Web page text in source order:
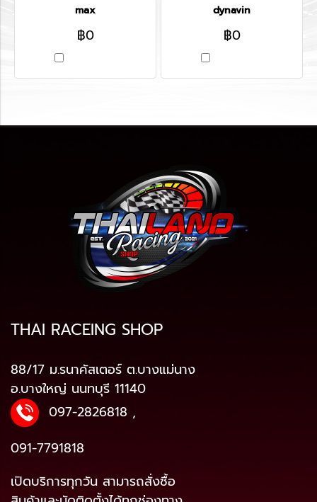
max
฿0
dynavin
฿0
THAI RACEING SHOP
88/17 ม.รนาคัสเตอร์ ต.บางแม่นาง
อ.บางใหญ่ นนทบุรี 11140
097-2826818 ,
091-7791818
เปิดบริการทุกวัน สามารถสั่งซื้อ